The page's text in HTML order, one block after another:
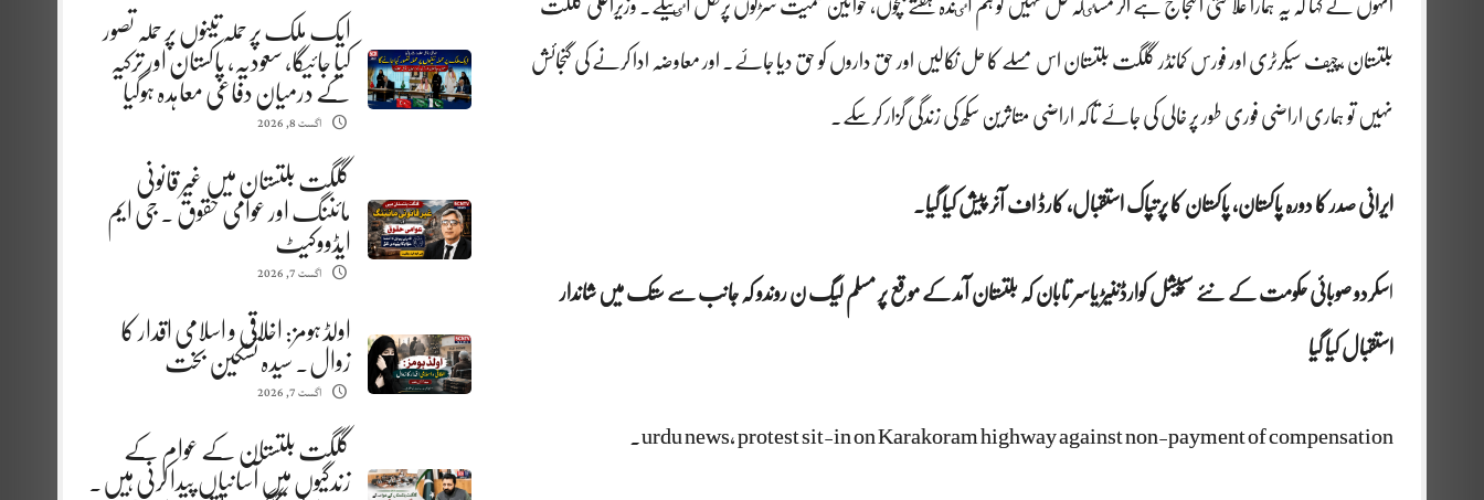
ایک ملک پر حملہ تینوں پر حملہ تصور
کیا جائیگا، سعودیہ، پاکستان اور ترکیہ
کے درمیان دفاعی معاہدہ ہوگیا
اگست 8, 2026
گلگت بلتستان میں غیر قانونی
مائننگ اور عوامی حقوق . جی ایم
ایڈووکیٹ
اگست 7, 2026
اولڈ ہومز: اخلاقی و اسلامی اقدار کا
زوال. سیدہ تسکین بخت
اگست 7, 2026
گلگت بلتستان کے عوام کے
زندگیوں میں آسانیاں پیدا کرنی ہیں.
انہوں نے کہا کہ یہ ہمارا علامتی احتجاج ہے اگر مسٸلہ حل نہیں تو ہم آٸندہ ہفتے بچوں، خواتین سمیت سڑکوں پرنکل آٸنیگے۔ وزیراعلی گلگت
بلتستان ،چیف سیکرٹری اور فورس کمانڈر گلگت بلتستان اس مسلے کا حل نکالیں اور حق داروں کو حق دیا جاۓ۔ اور معاوضہ ادا کرنے کی گنجائش
نہیں تو ہماری اراضی فوری طور پر خالی کی جاۓ تاکہ اراضی متاثرین سکھ کی زندگی گزار کرسکے۔
ایرانی صدر کا دورہ پاکستان، پاکستان کا پرتپاک استقبال، کارڈ اف آنر پیش کیا گیا.
اسکردو صوبائی حکومت کے نئے سپیشل کوارڈننیڑ یاسر تابان کہ بلتستان آمد کے موقع پر مسلم لیگ ن روندو کہ جانب سے ستک میں شاندار
استقبال کیا گیا
urdu news, protest sit-in on Karakoram highway against non-payment of compensation.